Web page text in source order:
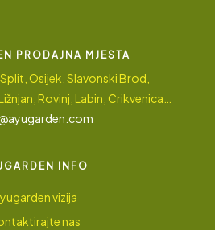
PRODAJNA MJESTA
Osijek, Slavonski Brod,
Rovinj, Labin, Crikvenica…
INFO
vizija
nas